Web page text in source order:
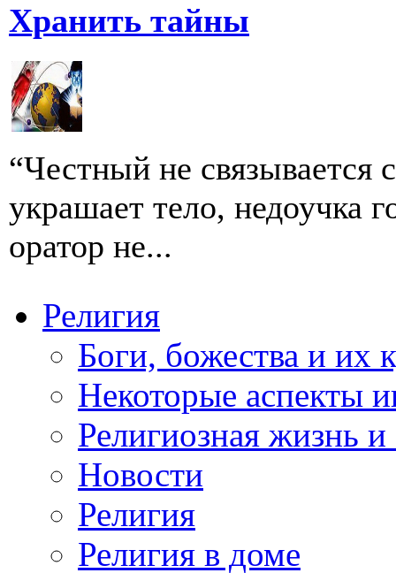
Хранить тайны
“Честный не
украшает тело, недоучка
оратор не...
Религия
Боги, божества и их
Некоторые аспекты
Религиозная жизнь
Новости
Религия
Религия в доме